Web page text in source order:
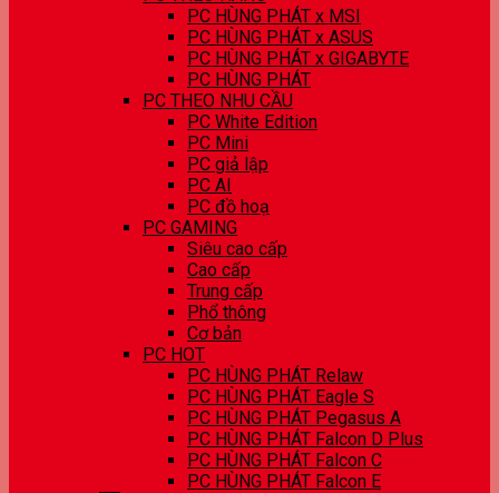
PC HÙNG PHÁT x MSI
PC HÙNG PHÁT x ASUS
PC HÙNG PHÁT x GIGABYTE
PC HÙNG PHÁT
PC THEO NHU CẦU
PC White Edition
PC Mini
PC giả lập
PC AI
PC đồ hoạ
PC GAMING
Siêu cao cấp
Cao cấp
Trung cấp
Phổ thông
Cơ bản
PC HOT
PC HÙNG PHÁT Relaw
PC HÙNG PHÁT Eagle S
PC HÙNG PHÁT Pegasus A
PC HÙNG PHÁT Falcon D Plus
PC HÙNG PHÁT Falcon C
PC HÙNG PHÁT Falcon E